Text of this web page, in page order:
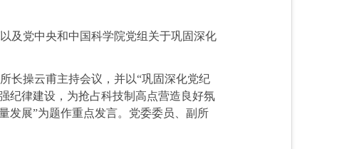
及党中央和中国科学院党组关于巩固深化
长操云甫主持会议，并以“巩固深化党纪
纪律建设，为抢占科技制高点营造良好氛
发展”为题作重点发言。党委委员、副所